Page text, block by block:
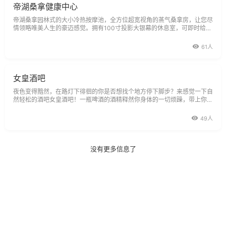
帝湖桑拿健康中心
帝湖桑拿园林式的大小冷热按摩池，全方位超宽视角的蒸气桑拿房，让您尽
情领略唯美人生的豪迈感觉。拥有100寸投影大银幕的休息室，可即时给宾
61人
女皇酒吧
夜色变得黯然，在路灯下徘徊的你是否想找个地方停下脚步？来感觉一下自
然轻松的酒吧女皇酒吧！一瓶啤酒的酒精释然你身体的一切烦躁，带上你的
49人
没有更多信息了